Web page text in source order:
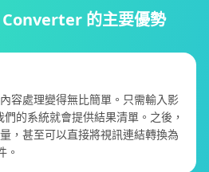
的主要優勢
容處理變得無比簡單。只需輸入影
的系統就會提供結果清單。之後，
，甚至可以直接將視訊連結轉換為
。